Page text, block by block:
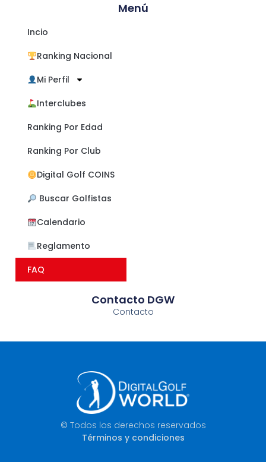
Menú
Incio
Ranking Nacional
Mi Perfil
Interclubes
Ranking Por Edad
Ranking Por Club
Digital Golf COINS
​ Buscar Golfistas
Calendario
Reglamento
FAQ
Contacto DGW
Contacto
© Todos los derechos reservados
Términos y condiciones